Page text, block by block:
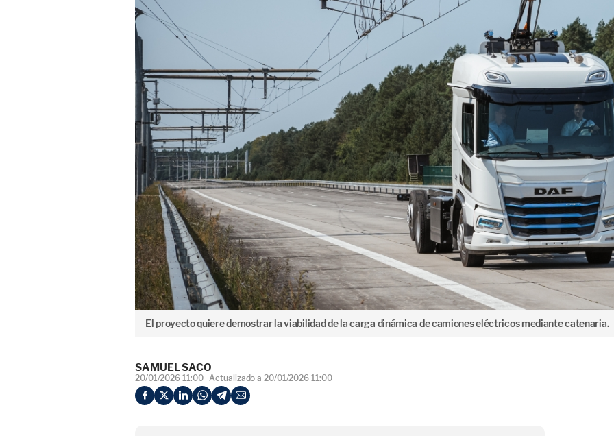
El proyecto quiere demostrar la viabilidad de la carga dinámica de camiones eléctricos mediante catenaria.
SAMUEL SACO
20/01/2026 11:00 Actualizado a 20/01/2026 11:00